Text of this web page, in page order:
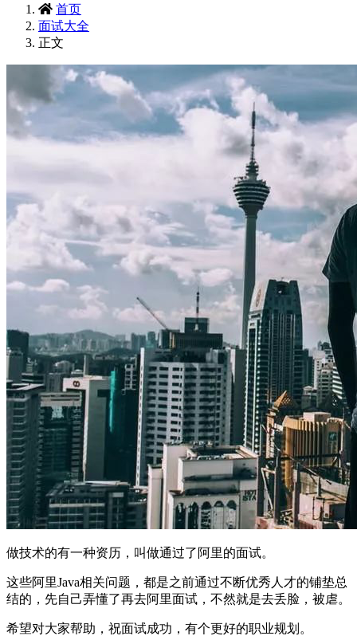
首页
面试大全
正文
做技术的有一种资历，叫做通过了阿里的面试。
这些阿里Java相关问题，都是之前通过不断优秀人才的铺垫总
结的，先自己弄懂了再去阿里面试，不然就是去丢脸，被虐。
希望对大家帮助，祝面试成功，有个更好的职业规划。